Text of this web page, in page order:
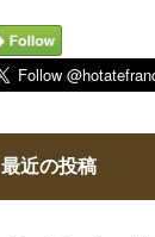
最近の投稿